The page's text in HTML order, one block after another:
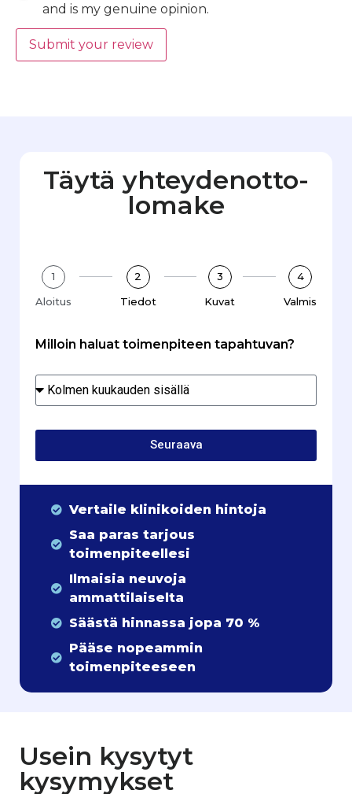
and is my genuine opinion.
Submit your review
Täytä yhteydenotto­
lomake
1
Aloitus
2
Tiedot
3
Kuvat
4
Valmis
Milloin haluat toimenpiteen tapahtuvan?
Seuraava
Vertaile klinikoiden hintoja
Saa paras tarjous
toimenpiteellesi
Ilmaisia neuvoja
ammattilaiselta
Säästä hinnassa jopa 70 %
Pääse nopeammin
toimenpiteeseen
Usein kysytyt
kysymykset